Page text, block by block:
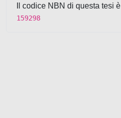
Il codice NBN di questa tesi è
159298